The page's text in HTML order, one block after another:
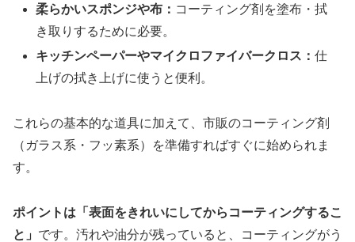
柔らかいスポンジや布： コーティング剤を塗布・拭
き取りするために必要。
キッチンペーパーやマイクロファイバークロス：仕
上げの拭き上げに使うと便利。
これらの基本的な道具に加えて、市販のコーティング剤
（ガラス系・フッ素系）を準備すればすぐに始められま
す。
ポイントは「表面をきれいにしてからコーティングするこ
と」 です。汚れや油分が残っていると、コーティングがう